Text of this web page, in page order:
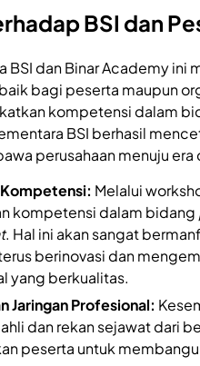
BSI dan
BSI dan Binar Academy ini
bagi peserta maupun
kompetensi dalam
BSI berhasil
perusahaan menuju era
Melalui
kompetensi dalam bidang
. Hal ini akan sangat
berinovasi dan
yang berkualitas.
Jaringan Profesional:
dan rekan sejawat dari
peserta untuk